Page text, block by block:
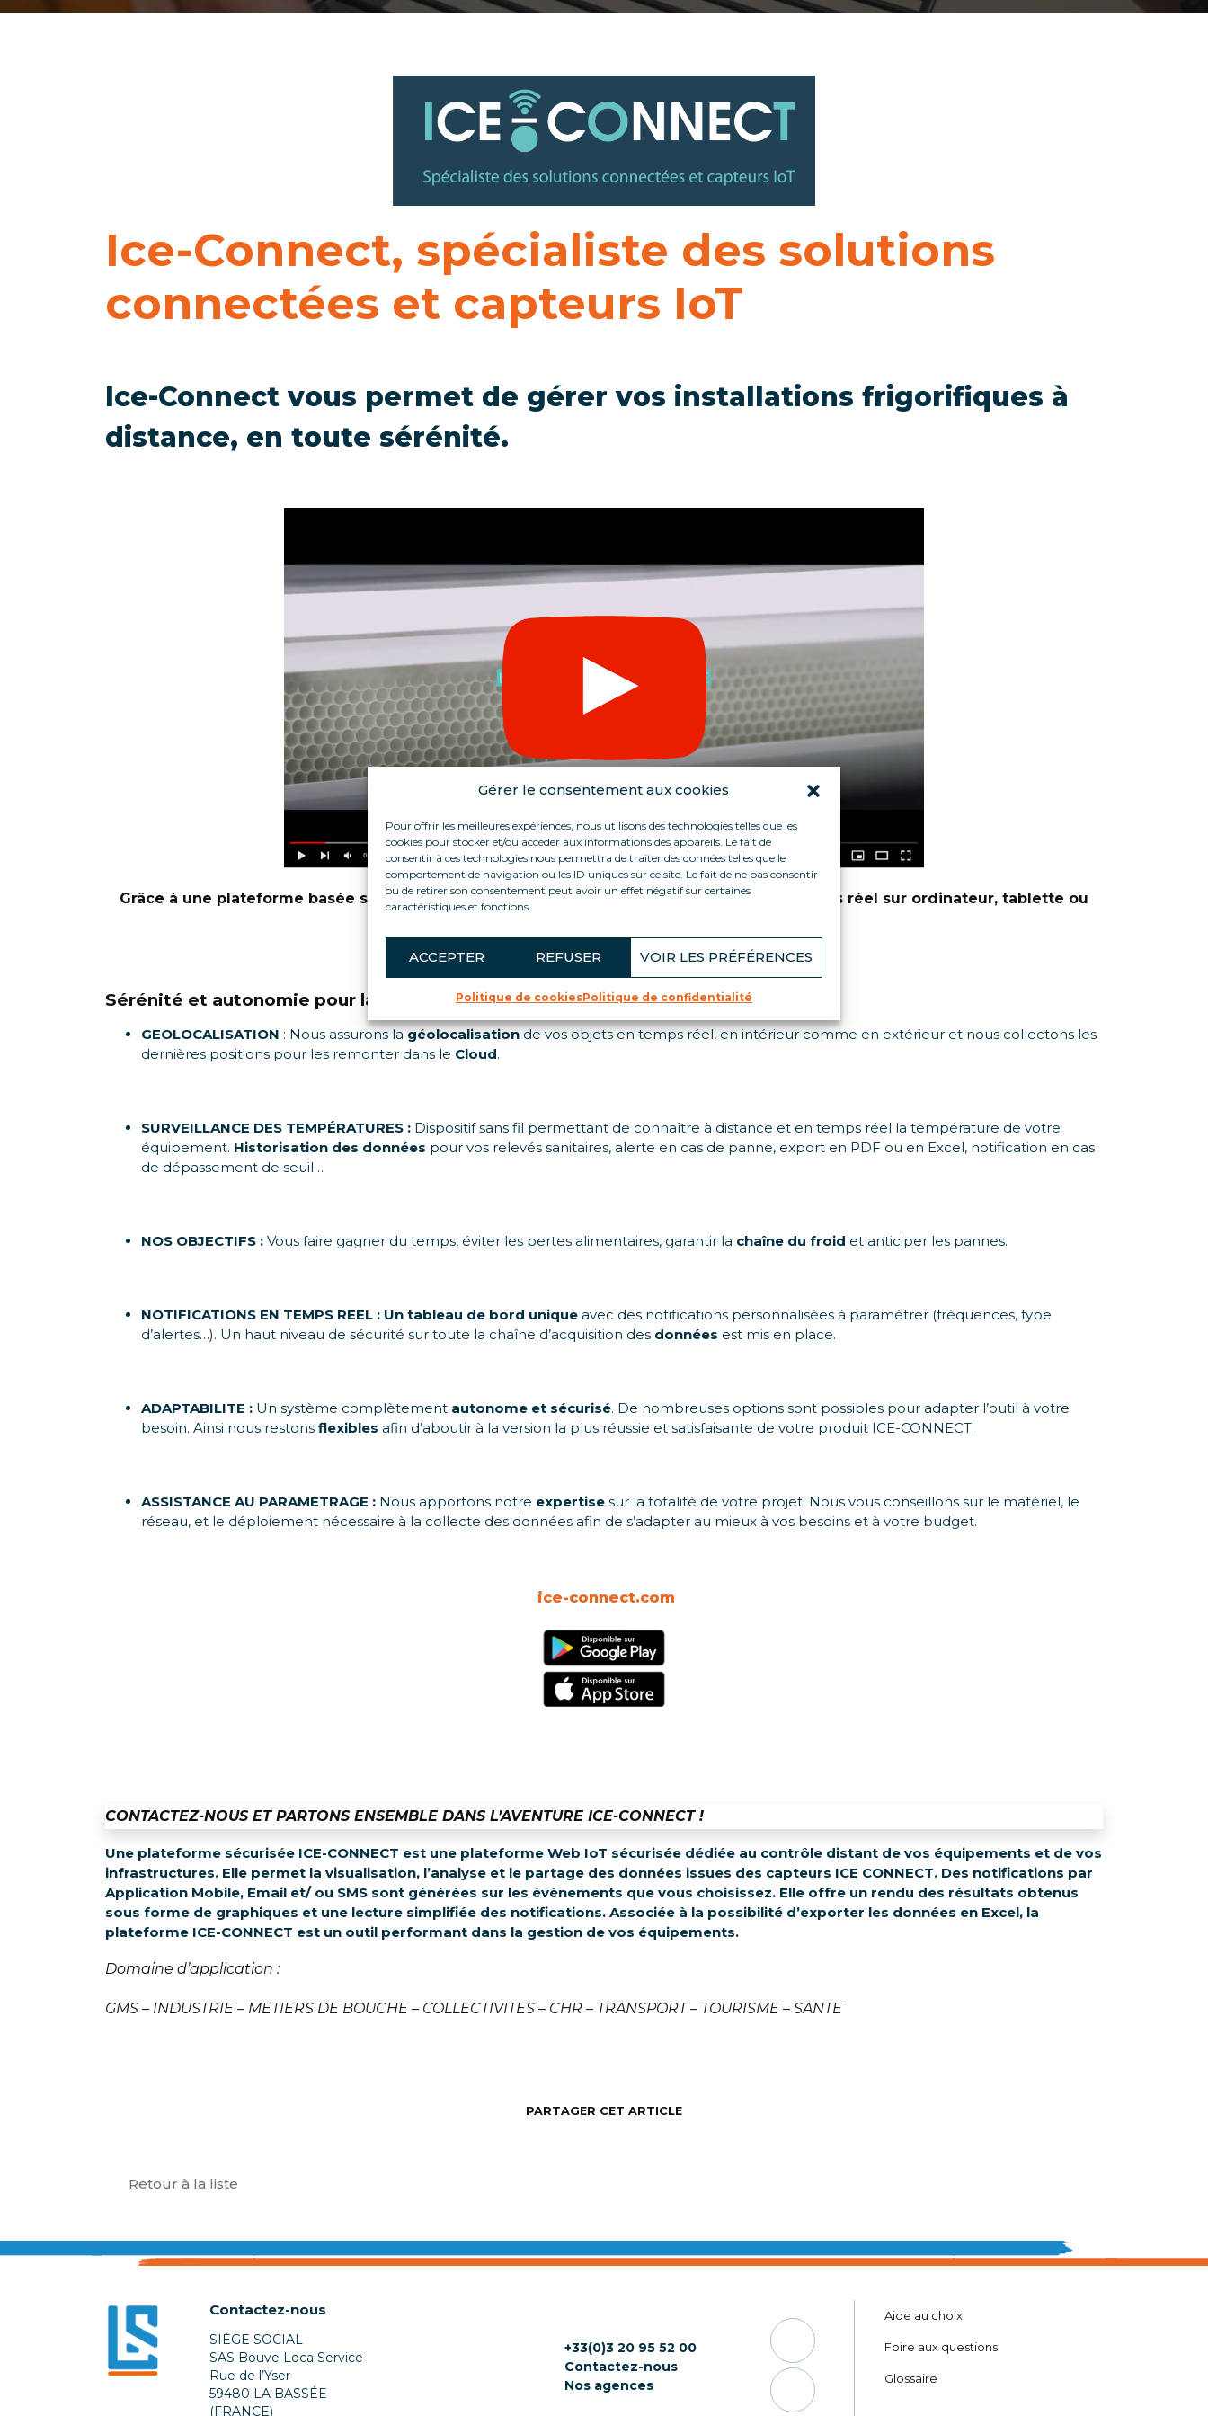
Gérer le consentement aux cookies
Pour offrir les meilleures expériences, nous utilisons des technologies telles que les
cookies pour stocker et/ou accéder aux informations des appareils. Le fait de
consentir à ces technologies nous permettra de traiter des données telles que le
comportement de navigation ou les ID uniques sur ce site. Le fait de ne pas consentir
ou de retirer son consentement peut avoir un effet négatif sur certaines
caractéristiques et fonctions.
ACCEPTER REFUSER VOIR LES PRÉFÉRENCES
Politique de cookiesPolitique de confidentialité
Ice-Connect, spécialiste des solutions
connectées et capteurs IoT
Ice-Connect vous permet de gérer vos installations frigorifiques à
distance, en toute sérénité.
Grâce à une plateforme basée sur le cloud, suivez l’ensemble de vos équipements en temps réel sur ordinateur, tablette ou
Sérénité et autonomie pour la gestion de vos installations frigorifiques :
GEOLOCALISATION : Nous assurons lagéolocalisationde vos objets en temps réel, en intérieur comme en extérieur et nous collectons les
dernières positions pour les remonter dans le Cloud.
SURVEILLANCE DES TEMPÉRATURES : Dispositif sans fil permettant de connaître à distance et en temps réel la température de votre
équipement. Historisation des données pour vos relevés sanitaires, alerte en cas de panne, export en PDF ou en Excel, notification en cas
de dépassement de seuil…
NOS OBJECTIFS : Vous faire gagner du temps, éviter les pertes alimentaires, garantir la chaîne du froid et anticiper les pannes.
NOTIFICATIONS EN TEMPS REEL : Un tableau de bord unique avec des notifications personnalisées à paramétrer (fréquences, type
d’alertes…). Un haut niveau de sécurité sur toute la chaîne d’acquisition des données est mis en place.
ADAPTABILITE : Un système complètement autonome et sécurisé. De nombreuses options sont possibles pour adapter l’outil à votre
besoin. Ainsi nous restons flexibles afin d’aboutir à la version la plus réussie et satisfaisante de votre produit ICE-CONNECT.
ASSISTANCE AU PARAMETRAGE : Nous apportons notre expertise sur la totalité de votre projet. Nous vous conseillons sur le matériel, le
réseau, et le déploiement nécessaire à la collecte des données afin de s’adapter au mieux à vos besoins et à votre budget.
ice-connect.com
CONTACTEZ-NOUS ET PARTONS ENSEMBLE DANS L’AVENTURE ICE-CONNECT !
Une plateforme sécurisée ICE-CONNECT est une plateforme Web IoT sécurisée dédiée au contrôle distant de vos équipements et de vos
infrastructures. Elle permet la visualisation, l’analyse et le partage des données issues des capteurs ICE CONNECT. Des notifications par
Application Mobile, Email et/ ou SMS sont générées sur les évènements que vous choisissez. Elle offre un rendu des résultats obtenus
sous forme de graphiques et une lecture simplifiée des notifications. Associée à la possibilité d’exporter les données en Excel, la
plateforme ICE-CONNECT est un outil performant dans la gestion de vos équipements.
Domaine d’application :
GMS – INDUSTRIE – METIERS DE BOUCHE – COLLECTIVITES – CHR – TRANSPORT – TOURISME – SANTE
PARTAGER CET ARTICLE
Retour à la liste
Contactez-nous
SIÈGE SOCIAL
SAS Bouve Loca Service
Rue de l’Yser
59480 LA BASSÉE
(FRANCE)
+33(0)3 20 95 52 00
Contactez-nous
Nos agences
Aide au choix
Foire aux questions
Glossaire